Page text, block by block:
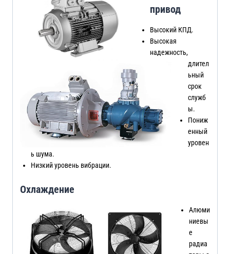
привод
Высокий КПД.
Высокая
надежность,
длител
ьный
срок
служб
ы.
Пониж
енный
уровен
ь шума.
Низкий уровень вибрации.
Охлаждение
Алюми
ниевы
е
радиа